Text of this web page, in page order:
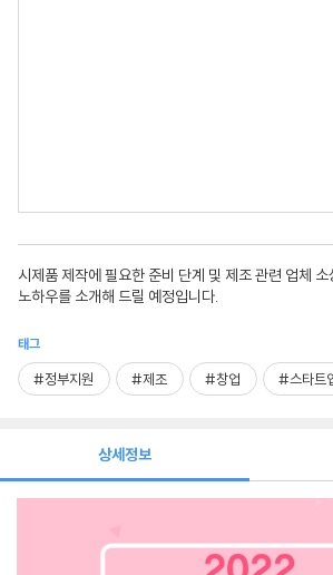
시제품 제작에 필요한 준비 단계 및 제조 관련 업체
노하우를 소개해 드릴 예정입니다.
태그
#정부지원 #제조 #창업 #스타트
상세정보